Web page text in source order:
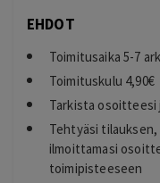
EHDOT
Toimitusaika 5-7
Toimituskulu 4,90€
Tarkista osoitteesi
Tehtyäsi
ilmoittamasi
toimipisteeseen